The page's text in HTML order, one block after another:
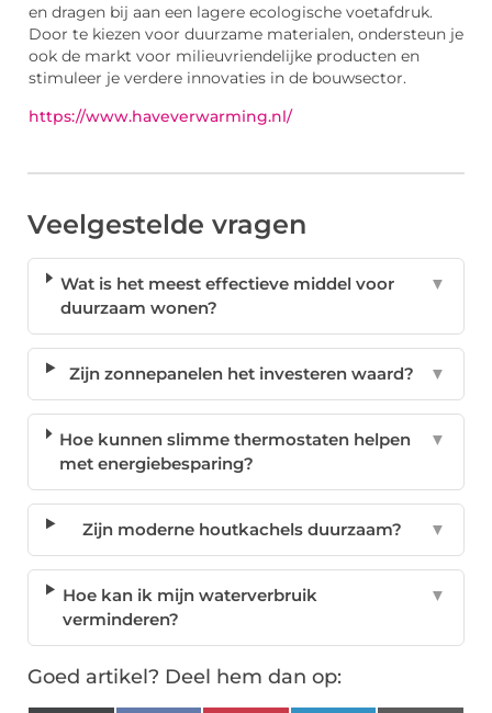
en dragen bij aan een lagere ecologische voetafdruk.
Door te kiezen voor duurzame materialen, ondersteun je
ook de markt voor milieuvriendelijke producten en
stimuleer je verdere innovaties in de bouwsector.
https://www.haveverwarming.nl/
Veelgestelde vragen
Wat is het meest effectieve middel voor
duurzaam wonen?
▼
Zijn zonnepanelen het investeren waard? ▼
Hoe kunnen slimme thermostaten helpen
met energiebesparing?
▼
Zijn moderne houtkachels duurzaam? ▼
Hoe kan ik mijn waterverbruik
verminderen?
▼
Goed artikel? Deel hem dan op: